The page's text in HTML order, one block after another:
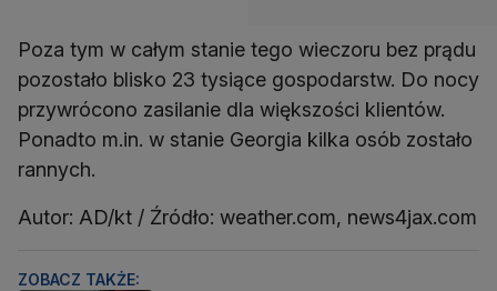
Poza tym w całym stanie tego wieczoru bez prądu
pozostało blisko 23 tysiące gospodarstw. Do nocy
przywrócono zasilanie dla większości klientów.
Ponadto m.in. w stanie Georgia kilka osób zostało
rannych.
Autor: AD/kt / Źródło: weather.com, news4jax.com
ZOBACZ TAKŻE: